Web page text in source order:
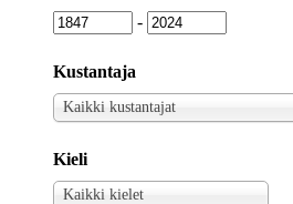
Julkaisuvuosi
- Julkaisuvuosi
Kustantaja
Kustantaja
Kaikki kustantajat
Kieli
Kieli
Kaikki kielet